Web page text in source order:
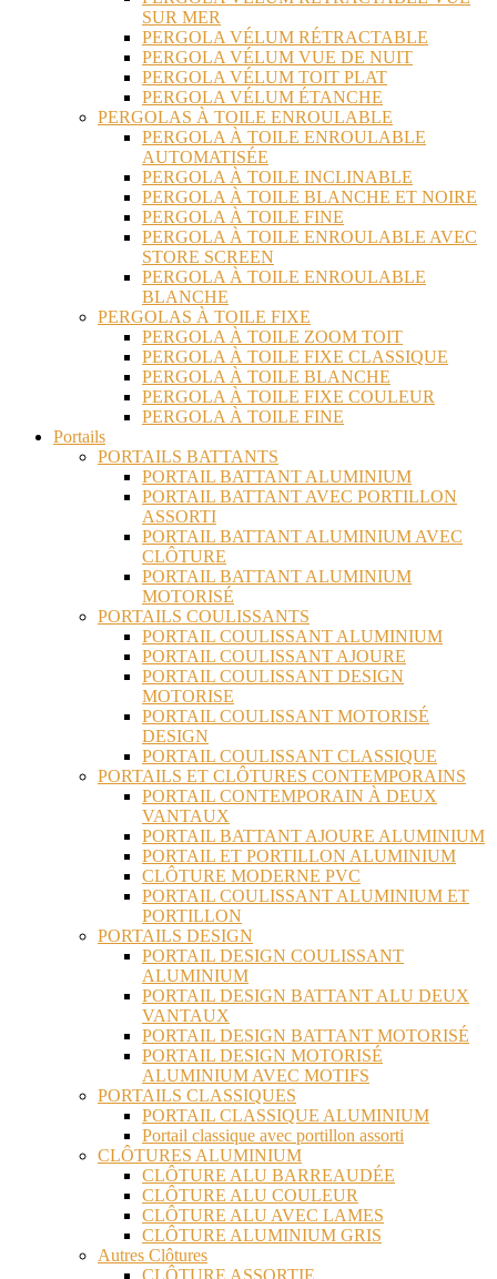
SUR MER
PERGOLA VÉLUM RÉTRACTABLE
PERGOLA VÉLUM VUE DE NUIT
PERGOLA VÉLUM TOIT PLAT
PERGOLA VÉLUM ÉTANCHE
PERGOLAS À TOILE ENROULABLE
PERGOLA À TOILE ENROULABLE
AUTOMATISÉE
PERGOLA À TOILE INCLINABLE
PERGOLA À TOILE BLANCHE ET NOIRE
PERGOLA À TOILE FINE
PERGOLA À TOILE ENROULABLE AVEC
STORE SCREEN
PERGOLA À TOILE ENROULABLE
BLANCHE
PERGOLAS À TOILE FIXE
PERGOLA À TOILE ZOOM TOIT
PERGOLA À TOILE FIXE CLASSIQUE
PERGOLA À TOILE BLANCHE
PERGOLA À TOILE FIXE COULEUR
PERGOLA À TOILE FINE
Portails
PORTAILS BATTANTS
PORTAIL BATTANT ALUMINIUM
PORTAIL BATTANT AVEC PORTILLON
ASSORTI
PORTAIL BATTANT ALUMINIUM AVEC
CLÔTURE
PORTAIL BATTANT ALUMINIUM
MOTORISÉ
PORTAILS COULISSANTS
PORTAIL COULISSANT ALUMINIUM
PORTAIL COULISSANT AJOURE
PORTAIL COULISSANT DESIGN
MOTORISE
PORTAIL COULISSANT MOTORISÉ
DESIGN
PORTAIL COULISSANT CLASSIQUE
PORTAILS ET CLÔTURES CONTEMPORAINS
PORTAIL CONTEMPORAIN À DEUX
VANTAUX
PORTAIL BATTANT AJOURE ALUMINIUM
PORTAIL ET PORTILLON ALUMINIUM
CLÔTURE MODERNE PVC
PORTAIL COULISSANT ALUMINIUM ET
PORTILLON
PORTAILS DESIGN
PORTAIL DESIGN COULISSANT
ALUMINIUM
PORTAIL DESIGN BATTANT ALU DEUX
VANTAUX
PORTAIL DESIGN BATTANT MOTORISÉ
PORTAIL DESIGN MOTORISÉ
ALUMINIUM AVEC MOTIFS
PORTAILS CLASSIQUES
PORTAIL CLASSIQUE ALUMINIUM
Portail classique avec portillon assorti
CLÔTURES ALUMINIUM
CLÔTURE ALU BARREAUDÉE
CLÔTURE ALU COULEUR
CLÔTURE ALU AVEC LAMES
CLÔTURE ALUMINIUM GRIS
Autres Clôtures